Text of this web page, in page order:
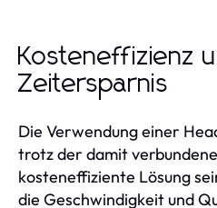
Kosteneffizienz
Zeitersparnis
Die Verwendung einer
trotz der damit
kosteneffiziente Lösung
die Geschwindigkeit und